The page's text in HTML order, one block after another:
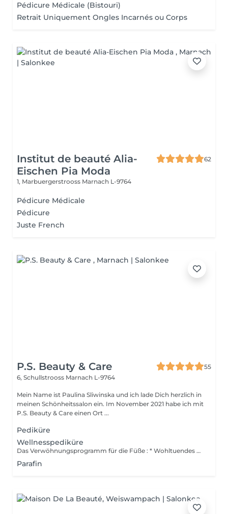
Pédicure Médicale (Bistouri)
Retrait Uniquement Ongles Incarnés ou Corps
Institut de beauté Alia-
Eischen Pia Moda
62
1, Marbuergerstrooss Marnach L-9764
Pédicure Médicale
Pédicure
Juste French
P.S. Beauty & Care
55
6, Schullstrooss Marnach L-9764
Mein Name ist Paulina Sliwinska und ich lade Dich herzlich in
meinen Schönheitssalon ein. Im November 2021 habe ich mit
P.S. Beauty & Care einen Ort ...
Pediküre
Wellnesspediküre
Das Verwöhnungsprogramm für die Füße : * Wohltuendes Fußbad * Peeling der Füße * Nägel kurzen und feilen Nagelhaut weg machen + Hornhaut glätten * Entspannung Massage
Parafin